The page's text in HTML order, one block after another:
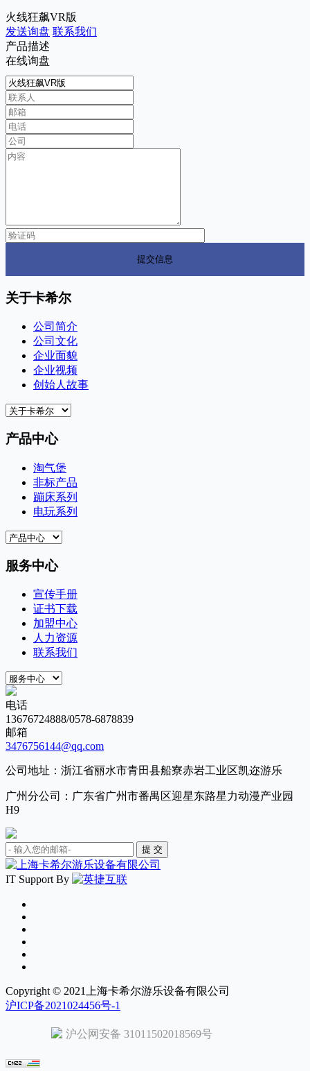
火线狂飙VR版
发送询盘 联系我们
产品描述
在线询盘
关于卡希尔
公司简介
公司文化
企业面貌
企业视频
创始人故事
产品中心
淘气堡
非标产品
蹦床系列
电玩系列
服务中心
宣传手册
证书下载
加盟中心
人力资源
联系我们
电话
13676724888/0578-6878839
邮箱
3476756144@qq.com
公司地址：浙江省丽水市青田县船寮赤岩工业区凯迩游乐
广州分公司：广东省广州市番禺区迎星东路星力动漫产业园
H9
IT Support By
Copyright © 2021上海卡希尔游乐设备有限公司
沪ICP备2021024456号-1
沪公网安备 31011502018569号